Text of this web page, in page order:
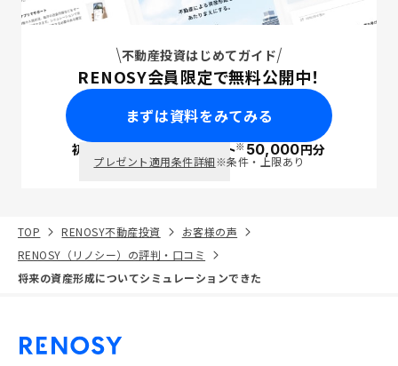
不動産投資はじめてガイド
RENOSY会員限定で無料公開中！
まずは資料をみてみる
初回面談で ポイント※50,000円分
プレゼント適用条件詳細※条件・上限あり
TOP RENOSY不動産投資
お客様の声
RENOSY（リノシー）の評判・口コミ
将来の資産形成についてシミュレーションできた